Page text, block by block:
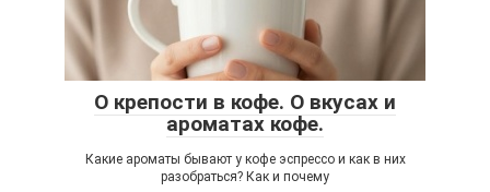
О крепости в кофе. О вкусах и
ароматах кофе.
Какие ароматы бывают у кофе эспрессо и как в них
разобраться? Как и почему